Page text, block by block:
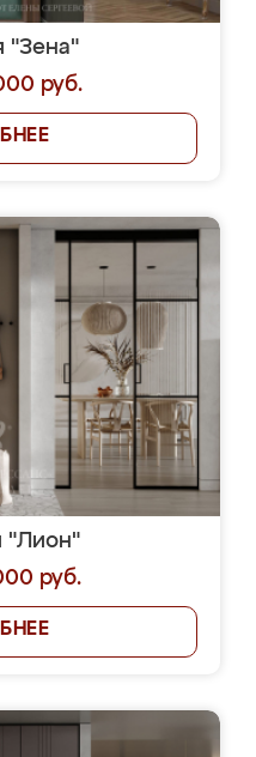
"Зена"
руб.
"Лион"
руб.